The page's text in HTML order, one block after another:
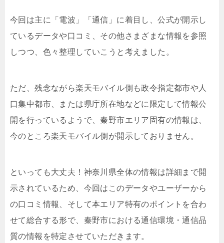
今回は主に「電波」「通信」に着目し、公式が開示し
ているデータや口コミ、その他さまざまな情報を参照
しつつ、色々整理していこうと考えました。
ただ、残念ながら楽天モバイル側も政令指定都市や人
口集中都市、または県庁所在地などに限定して情報公
開を行っているようで、秦野市エリア固有の情報は、
今のところ楽天モバイル側が開示しておりません。
といっても大丈夫！神奈川県全体の情報は詳細まで開
示されているため、今回はこのデータやユーザーから
の口コミ情報、そして本エリア特有のポイントを合わ
せて総合する形で、秦野市における通信環境・通信品
質の情報を特定させていただきます。